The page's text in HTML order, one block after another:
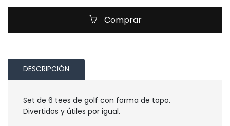
Comprar
DESCRIPCIÓN
Set de 6 tees de golf con forma de topo.
Divertidos y útiles por igual.